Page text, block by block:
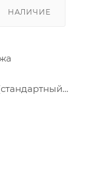
НАЛИЧИЕ